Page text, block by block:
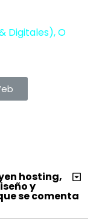
Digitales), O
hosting,
y
se comenta